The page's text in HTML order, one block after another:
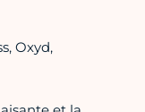
Oxyd,